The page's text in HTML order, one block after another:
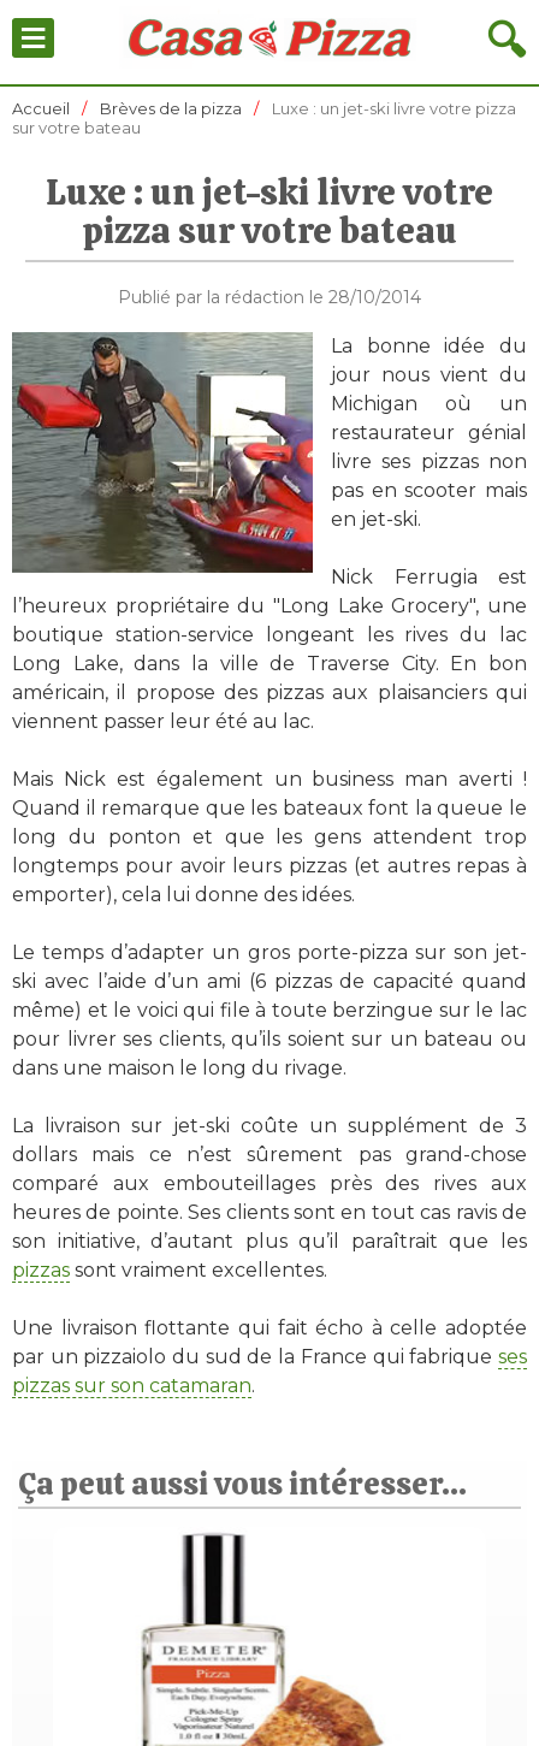
🔍
≡
Accueil Brèves de la pizza
Luxe : un jet-ski livre votre pizza
sur votre bateau
Luxe : un jet-ski livre votre
pizza sur votre bateau
Publié par la rédaction le 28/10/2014
La bonne idée du
jour nous vient du
Michigan où un
restaurateur génial
livre ses pizzas non
pas en scooter mais
en jet-ski.
Nick Ferrugia est
l’heureux propriétaire du "Long Lake Grocery", une
boutique station-service longeant les rives du lac
Long Lake, dans la ville de Traverse City. En bon
américain, il propose des pizzas aux plaisanciers qui
viennent passer leur été au lac.
Mais Nick est également un business man averti !
Quand il remarque que les bateaux font la queue le
long du ponton et que les gens attendent trop
longtemps pour avoir leurs pizzas (et autres repas à
emporter), cela lui donne des idées.
Le temps d’adapter un gros porte-pizza sur son jet-
ski avec l’aide d’un ami (6 pizzas de capacité quand
même) et le voici qui file à toute berzingue sur le lac
pour livrer ses clients, qu’ils soient sur un bateau ou
dans une maison le long du rivage.
La livraison sur jet-ski coûte un supplément de 3
dollars mais ce n’est sûrement pas grand-chose
comparé aux embouteillages près des rives aux
heures de pointe. Ses clients sont en tout cas ravis de
son initiative, d’autant plus qu’il paraîtrait que les
pizzas sont vraiment excellentes.
Une livraison flottante qui fait écho à celle adoptée
par un pizzaiolo du sud de la France qui fabrique ses
pizzas sur son catamaran.
Ça peut aussi vous intéresser...